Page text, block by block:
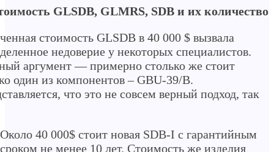
GLSDB, GLMRS, SDB и их количество
стоимость GLSDB в 40 000 $ вызвала
недоверие у некоторых специалистов.
аргумент — примерно столько же стоит
один из компонентов – GBU-39/B.
что это не совсем верный подход, так
Около 40 000$ стоит новая SDB-I с гарантийным
сроком не менее 10 лет. Стоимость же изделия